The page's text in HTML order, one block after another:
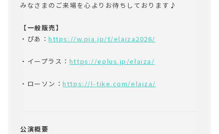
みなさまのご来場を心よりお待ちしております♪
【一般販売】
・ぴあ：https://w.pia.jp/t/elaiza2026/
・イープラス： https://eplus.jp/elaiza/
・ローソン：https://l-tike.com/elaiza/
公演概要